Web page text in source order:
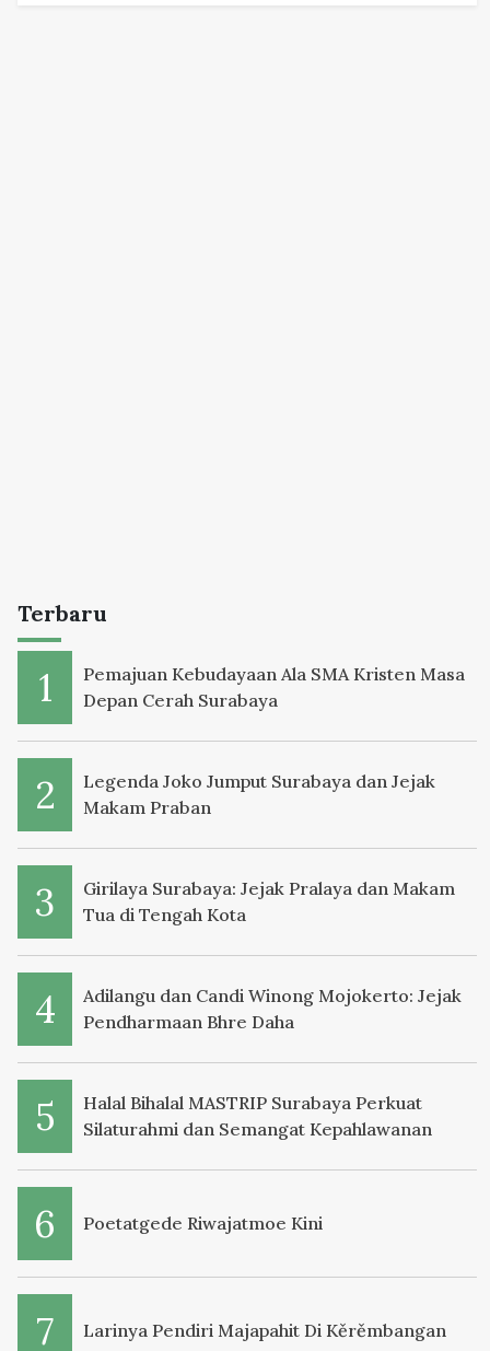
Terbaru
Pemajuan Kebudayaan Ala SMA Kristen Masa
Depan Cerah Surabaya
Legenda Joko Jumput Surabaya dan Jejak
Makam Praban
Girilaya Surabaya: Jejak Pralaya dan Makam
Tua di Tengah Kota
Adilangu dan Candi Winong Mojokerto: Jejak
Pendharmaan Bhre Daha
Halal Bihalal MASTRIP Surabaya Perkuat
Silaturahmi dan Semangat Kepahlawanan
Poetatgede Riwajatmoe Kini
Larinya Pendiri Majapahit Di Kěrěmbangan